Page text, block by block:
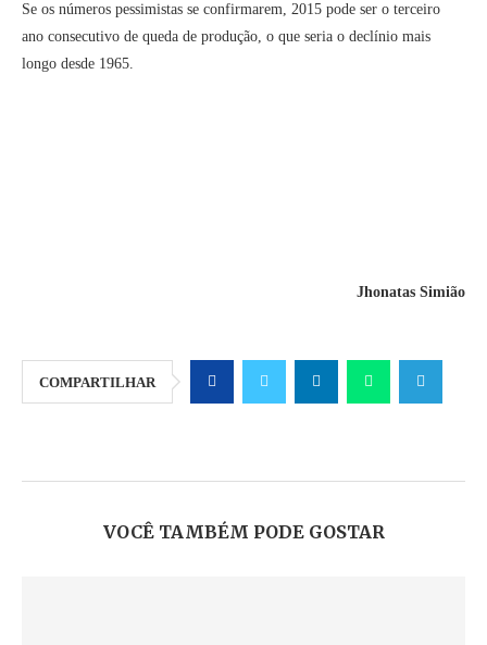
Se os números pessimistas se confirmarem, 2015 pode ser o terceiro
ano consecutivo de queda de produção, o que seria o declínio mais
longo desde 1965.
Jhonatas Simião
COMPARTILHAR
VOCÊ TAMBÉM PODE GOSTAR